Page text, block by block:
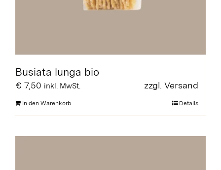
Busiata lunga bio
€ 7,50 inkl. MwSt. zzgl. Versand
In den Warenkorb Details